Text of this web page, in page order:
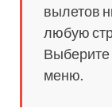
вылетов
любую
Выберите
меню.